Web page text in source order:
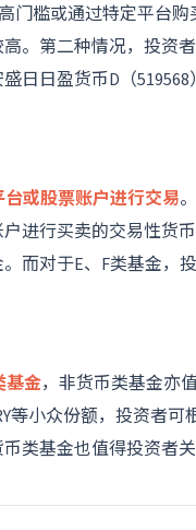
门槛或通过特定平台
。第二种情况，投资
日日盈货币D（
或股票账户进行交易
户进行买卖的交易性货
而对于E、F类基金，
基金，非货币类基金亦
等小众份额，投资者
类基金也值得投资者关